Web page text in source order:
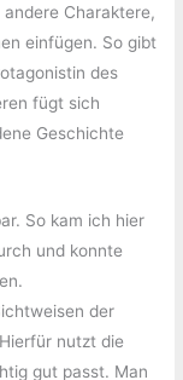
Charaktere,
einfügen. So gibt
des
fügt sich
Geschichte
So kam ich hier
und konnte
der
nutzt die
gut passt. Man